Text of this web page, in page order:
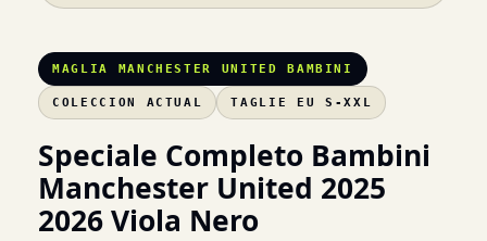
MAGLIA MANCHESTER UNITED BAMBINI
COLECCION ACTUAL TAGLIE EU S-XXL
Speciale Completo Bambini
Manchester United 2025
2026 Viola Nero